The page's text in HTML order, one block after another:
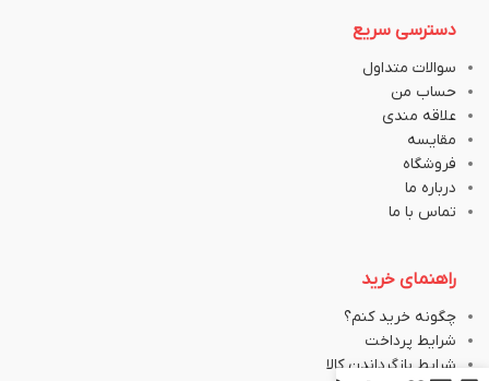
دسترسی سریع
سوالات متداول
حساب من
علاقه مندی
مقایسه
فروشگاه
درباره ما
تماس با ما
راهنمای خرید
چگونه خرید کنم؟
شرایط پرداخت
شرایط بازگرداندن کالا